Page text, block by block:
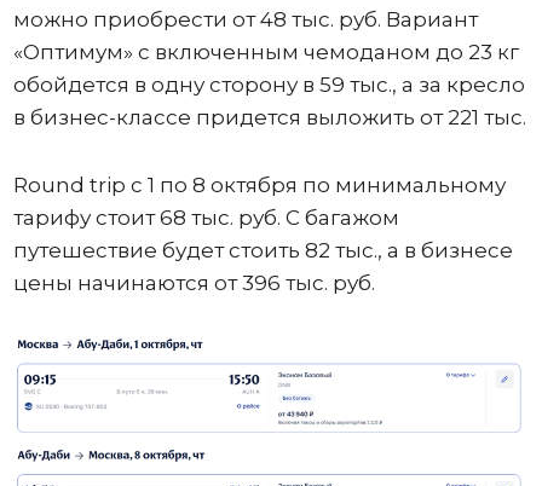
можно приобрести от 48 тыс. руб. Вариант
«Оптимум» с включенным чемоданом до 23 кг
обойдется в одну сторону в 59 тыс., а за кресло
в бизнес-классе придется выложить от 221 тыс.
Round trip с 1 по 8 октября по минимальному
тарифу стоит 68 тыс. руб. С багажом
путешествие будет стоить 82 тыс., а в бизнесе
цены начинаются от 396 тыс. руб.